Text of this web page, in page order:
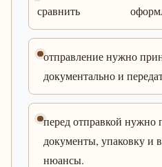
сравнить
отправление нужно
документально и
перед отправкой нужно
документы, упаковку и
нюансы.